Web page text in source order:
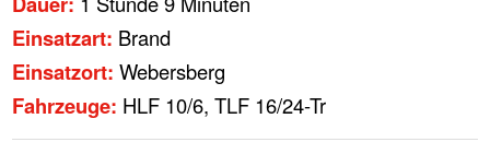
Einsatzart: Brand
Einsatzort: Webersberg
Fahrzeuge: HLF 10/6, TLF 16/24-Tr